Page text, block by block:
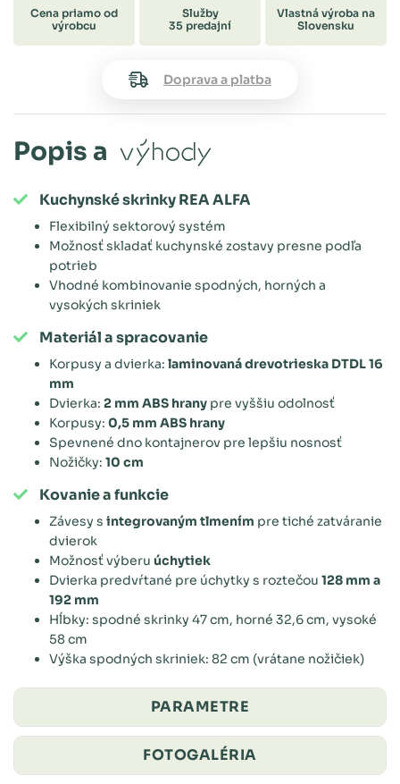
Cena priamo od
výrobcu
Služby
35 predajní
Vlastná výroba na
Slovensku
Doprava a platba
Popis a výhody
Kuchynské skrinky REA ALFA
Flexibilný sektorový systém
Možnosť skladať kuchynské zostavy presne podľa
potrieb
Vhodné kombinovanie spodných, horných a
vysokých skriniek
Materiál a spracovanie
Korpusy a dvierka: laminovaná drevotrieska DTDL 16
mm
Dvierka: 2 mm ABS hrany pre vyššiu odolnosť
Korpusy: 0,5 mm ABS hrany
Spevnené dno kontajnerov pre lepšiu nosnosť
Nožičky: 10 cm
Kovanie a funkcie
Závesy s integrovaným tlmením pre tiché zatváranie
dvierok
Možnosť výberu úchytiek
Dvierka predvŕtané pre úchytky s roztečou 128 mm a
192 mm
Hĺbky: spodné skrinky 47 cm, horné 32,6 cm, vysoké
58 cm
Výška spodných skriniek: 82 cm (vrátane nožičiek)
PARAMETRE
FOTOGALÉRIA